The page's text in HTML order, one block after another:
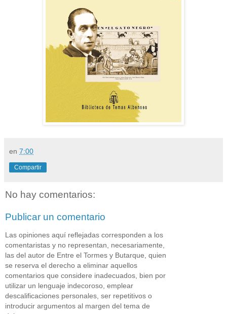
en 7:00
Compartir
No hay comentarios:
Publicar un comentario
Las opiniones aquí reflejadas corresponden a los
comentaristas y no representan, necesariamente,
las del autor de Entre el Tormes y Butarque, quien
se reserva el derecho a eliminar aquellos
comentarios que considere inadecuados, bien por
utilizar un lenguaje indecoroso, emplear
descalificaciones personales, ser repetitivos o
introducir argumentos al margen del tema de